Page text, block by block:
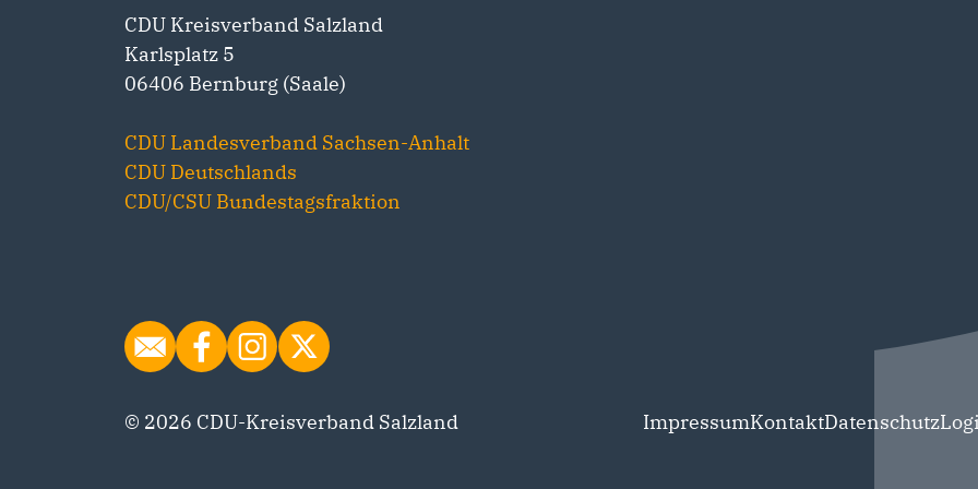
CDU Kreisverband Salzland
Karlsplatz 5
06406 Bernburg (Saale)
CDU Landesverband Sachsen-Anhalt
CDU Deutschlands
CDU/CSU Bundestagsfraktion
© 2026 CDU-Kreisverband Salzland ImpressumKontaktDatenschutz